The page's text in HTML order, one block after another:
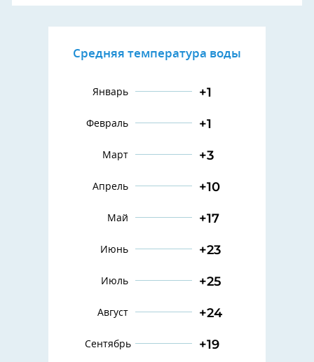
Средняя температура воды
Январь +1
Февраль +1
Март +3
Апрель +10
Май +17
Июнь +23
Июль +25
Август +24
Сентябрь +19